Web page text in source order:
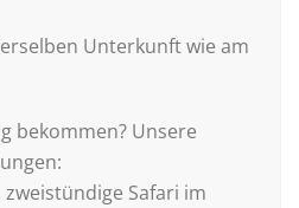
Unterkunft wie am
bekommen? Unsere
Safari im